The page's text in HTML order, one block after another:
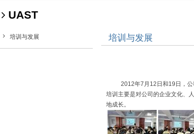
UAST
培训与发展 培训与发展
2012年7月12日和19日，公司
培训主要是对公司的企业文化、
地成长。